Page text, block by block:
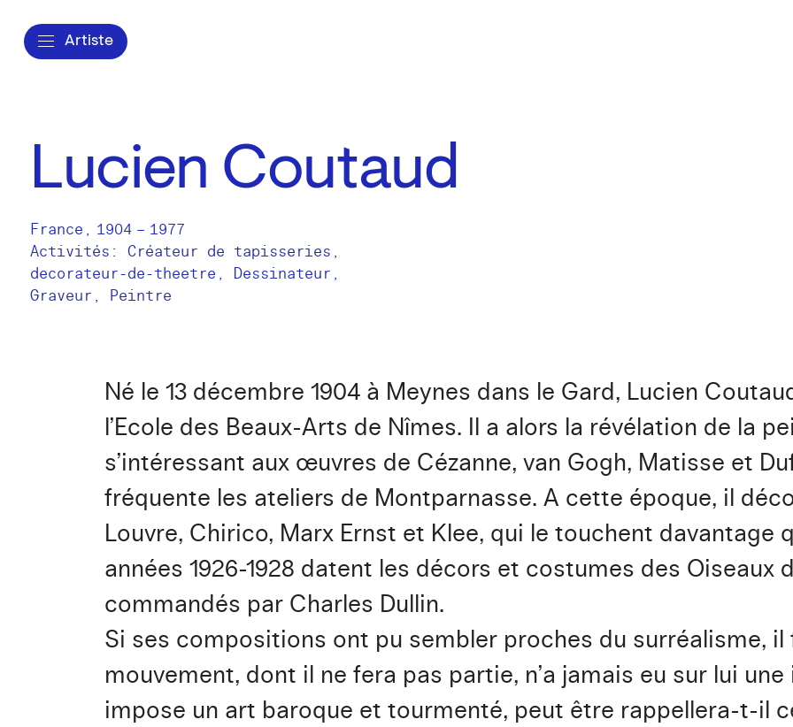
Artiste
Lucien Coutaud
France , 1904 – 1977
Activités: Créateur de tapisseries
decorateur-de-theetre
Dessinateur
Graveur
Peintre
Né le 13 décembre 1904 à Meynes dans le Gard, Lucien
l’Ecole des Beaux-Arts de Nîmes. Il a alors la révélation de la
s’intéressant aux œuvres de Cézanne, van Gogh, Matisse et
fréquente les ateliers de Montparnasse. A cette époque, il
Louvre, Chirico, Marx Ernst et Klee, qui le touchent davantage
années 1926-1928 datent les décors et costumes des Oiseaux
commandés par Charles Dullin.
Si ses compositions ont pu sembler proches du surréalisme,
mouvement, dont il ne fera pas partie, n’a jamais eu sur lui
impose un art baroque et tourmenté, peut être rappellera-t-il